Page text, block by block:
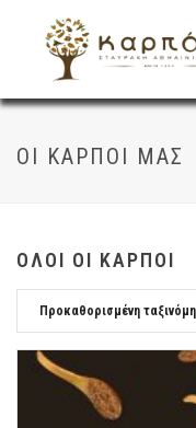
ΟΙ ΚΑΡΠΟΊ ΜΑΣ
ΟΛΟΙ ΟΙ ΚΑΡΠΟΊ